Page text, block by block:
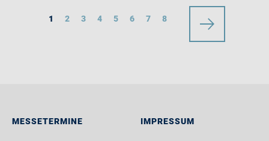
1 2 3 4 5 6 7 8
MESSETERMINE IMPRESSUM